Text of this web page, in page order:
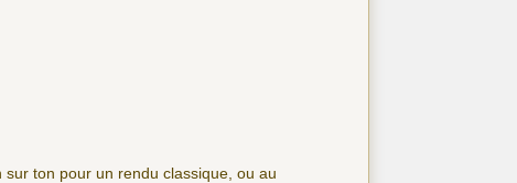
ton pour un rendu classique, ou au